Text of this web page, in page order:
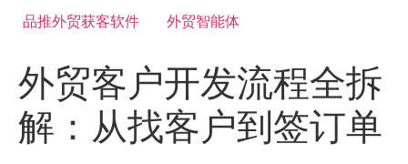
品推外贸获客软件
外贸智能体
外贸客户开发流程全拆
解：从找客户到签订单